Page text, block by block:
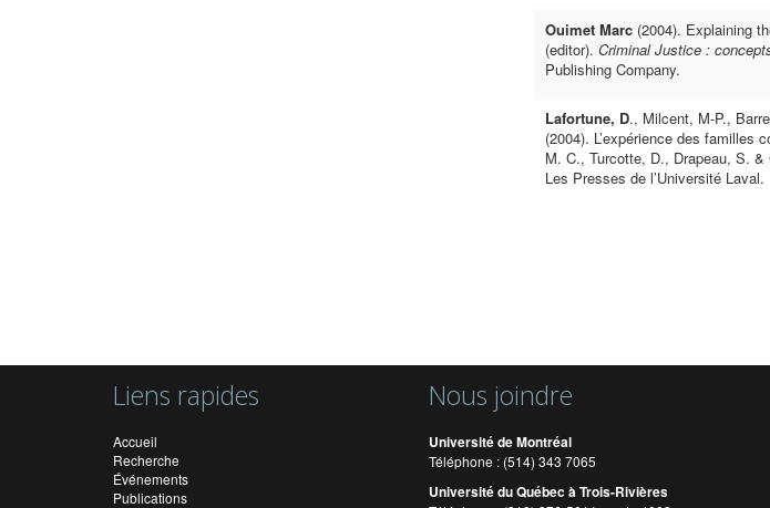
Ouimet Marc (2004). Explaining
(editor). Criminal Justice :
Publishing Company.
Lafortune, D., Milcent, M-P.,
(2004). L’expérience des familles
M. C., Turcotte, D., Drapeau, S. &
Les Presses de l’Université Laval.
Liens rapides
Accueil
Recherche
Événements
Publications
Nous joindre
Université de Montréal
Téléphone : (514) 343 7065
Université du Québec à Trois-Rivières